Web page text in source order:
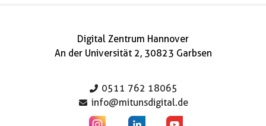
Digital Zentrum Hannover
An der Universität 2, 30823 Garbsen
0511 762 18065
info@mitunsdigital.de